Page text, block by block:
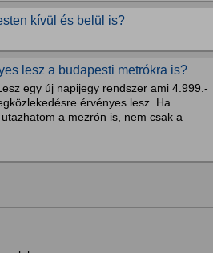
kívül és belül is?
lesz a budapesti metrókra is?
egy új napijegy rendszer ami 4.999.-
érvényes lesz. Ha
a mezrón is, nem csak a